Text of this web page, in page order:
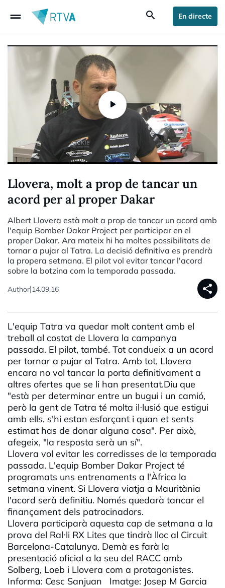
drag_handle search En directe
Llovera, molt a prop de tancar un
acord per al proper Dakar
Albert Llovera està molt a prop de tancar un acord amb
l'equip Bomber Dakar Project per participar en el
proper Dakar. Ara mateix hi ha moltes possibilitats de
tornar a pujar al Tatra. La decisió definitiva es prendrà
la propera setmana. El pilot vol evitar tancar l'acord
sobre la botzina com la temporada passada.
Author|14.09.16 share
L'equip Tatra va quedar molt content amb el
treball al costat de Llovera la campanya
passada. El pilot, també. Tot condueix a un acord
per tornar a pujar al Tatra. Amb tot, Llovera
encara no vol tancar la porta definitivament a
altres ofertes que se li han presentat.Diu que
"està per determinar entre un bugui i un camió,
però la gent de Tatra té molta il·lusió que estigui
amb ells, s'hi estan esforçant i quan et sents
estimat has de donar alguna cosa". Per això,
afegeix, "la resposta serà un sí".
Llovera vol evitar les corredisses de la temporada
passada. L'equip Bomber Dakar Project té
programats uns entrenaments a l'Àfrica la
setmana vinent. Si Llovera viatja a Mauritània
l'acord serà definitiu. Només quedarà tancar el
finançament dels patrocinadors.
Llovera participarà aquesta cap de setmana a la
prova del Ral·li RX Lites que tindrà lloc al Circuit
Barcelona-Catalunya. Demà es farà la
presentació oficial a la seu del RACC amb
Solberg, Loeb i Llovera com a protagonistes.
Informa: Cesc Sanjuan Imatge: Josep M Garcia